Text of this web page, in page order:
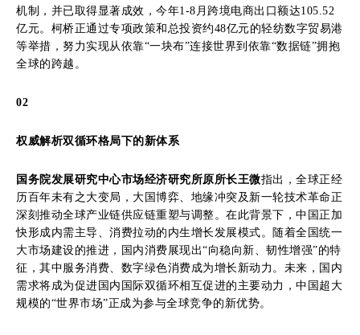
机制，并已取得显著成效，今年1-8月跨境电商出口额达105.52
亿元。柯桥正通过专项政策和总投资约48亿元的轻纺数字贸易港
等举措，努力实现从依靠“一块布”连接世界到依靠“数据链”拥抱
全球的跨越。
02
权威解析双循环格局下的新体系
国务院发展研究中心市场经济研究所原所长王微指出，全球正经
历百年未有之大变局，大国博弈、地缘冲突及新一轮技术革命正
深刻推动全球产业链供应链重塑与调整。在此背景下，中国正加
快形成内需主导、消费拉动的内生增长发展模式。随着全国统一
大市场建设的推进，国内消费展现出“向稳向新、韧性增强”的特
征，其中服务消费、数字绿色消费成为增长新动力。未来，国内
需求将成为促进国内国际双循环相互促进的主要动力，中国超大
规模的“世界市场”正成为参与全球竞争的新优势。